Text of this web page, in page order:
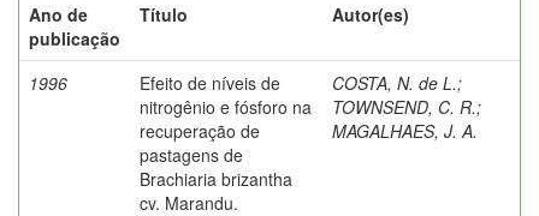
Ano de
publicação
Título Autor(es)
1996
Efeito de níveis de
nitrogênio e fósforo na
recuperação de
pastagens de
Brachiaria brizantha
cv. Marandu.
COSTA, N. de L.;
TOWNSEND, C. R.;
MAGALHAES, J. A.